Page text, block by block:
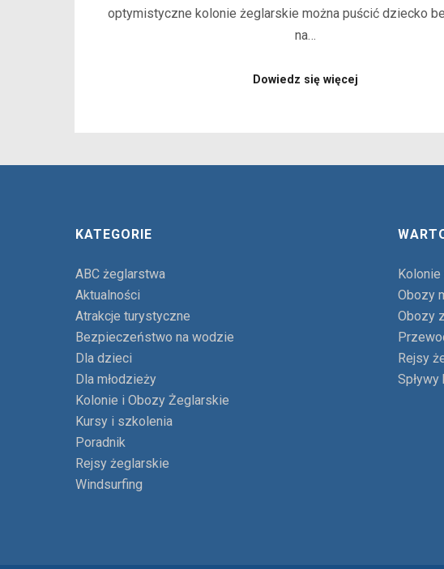
optymistyczne kolonie żeglarskie można puścić dziecko
na…
Dowiedz się więcej
KATEGORIE
ABC żeglarstwa
Aktualności
Atrakcje turystyczne
Bezpieczeństwo na wodzie
Dla dzieci
Dla młodzieży
Kolonie i Obozy Żeglarskie
Kursy i szkolenia
Poradnik
Rejsy żeglarskie
Windsurfing
Obozy
Obozy
Rejsy
Spływy